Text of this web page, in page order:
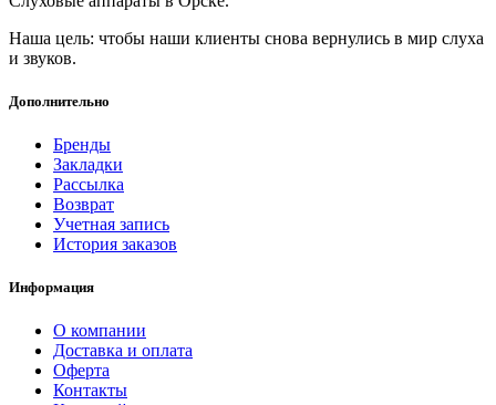
Наша цель: чтобы наши клиенты снова вернулись в мир слуха
и звуков.
Дополнительно
Бренды
Закладки
Рассылка
Возврат
Учетная запись
История заказов
Информация
О компании
Доставка и оплата
Оферта
Контакты